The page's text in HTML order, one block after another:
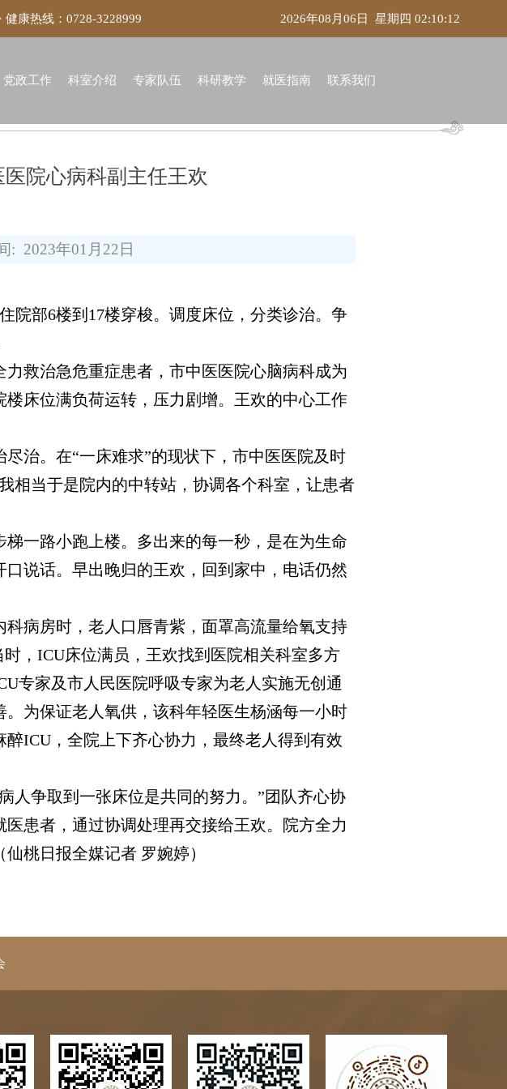
· 健康热线： 0728-3228999 2026年08月06日 星期四 02:10:12
党政工作 科室介绍 专家队伍 科研教学 就医指南 联系我们
院心病科副主任王欢
: 2023年01月22日
部6楼到17楼穿梭。调度床位，分类诊治。争
救治急危重症患者，市中医医院心脑病科成为
床位满负荷运转，压力剧增。王欢的中心工作
治。在“一床难求”的现状下，市中医医院及时
相当于是院内的中转站，协调各个科室，让患者
一路小跑上楼。多出来的每一秒，是在为生命
说话。早出晚归的王欢，回到家中，电话仍然
病房时，老人口唇青紫，面罩高流量给氧支持
，ICU床位满员，王欢找到医院相关科室多方
专家及市人民医院呼吸专家为老人实施无创通
为保证老人氧供，该科年轻医生杨涵每一小时
ICU，全院上下齐心协力，最终老人得到有效
争取到一张床位是共同的努力。”团队齐心协
患者，通过协调处理再交接给王欢。院方全力
桃日报全媒记者 罗婉婷）